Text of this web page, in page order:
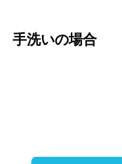
手洗いの場合